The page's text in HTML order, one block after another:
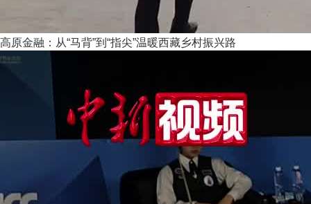
高原金融：从“马背”到“指尖”温暖西藏乡村振兴路